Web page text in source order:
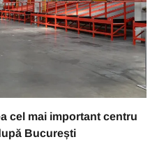
cel mai important centru
București